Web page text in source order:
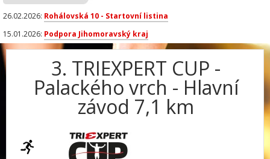
26.02.2026: Rohálovská 10 - Startovní listina
15.01.2026: Podpora Jihomoravský kraj
3. TRIEXPERT CUP -
Palackého vrch - Hlavní
závod 7,1 km